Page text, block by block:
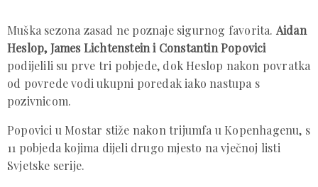
Muška sezona zasad ne poznaje sigurnog favorita. Aidan
Heslop, James Lichtenstein i Constantin Popovici
podijelili su prve tri pobjede, dok Heslop nakon povratka
od povrede vodi ukupni poredak iako nastupa s
pozivnicom.
Popovici u Mostar stiže nakon trijumfa u Kopenhagenu, s
11 pobjeda kojima dijeli drugo mjesto na vječnoj listi
Svjetske serije.